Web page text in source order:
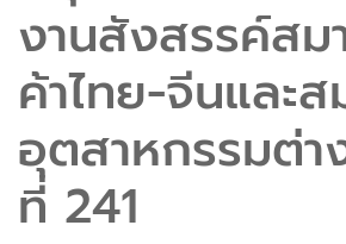
งานสังสรรค์สม
ค้าไทย-จีนและ
อุตสาหกรรมต่
ที่ 241